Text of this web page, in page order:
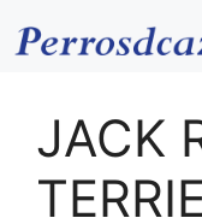
JACK